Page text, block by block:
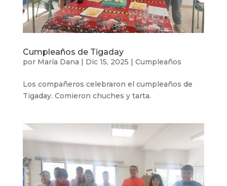
Cumpleaños de Tigaday
por María Dana | Dic 15, 2025 | Cumpleaños
Los compañeros celebraron el cumpleaños de
Tigaday. Comieron chuches y tarta.